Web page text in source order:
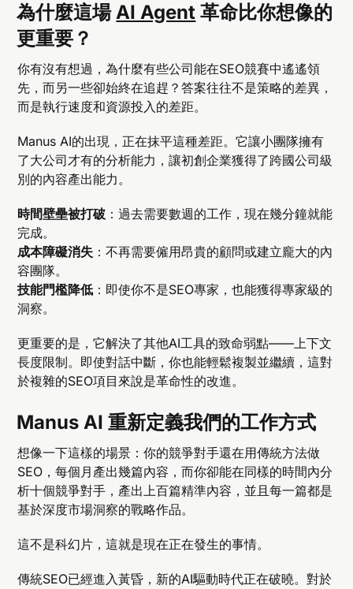
為什麼這場AI Agent 革命比你想像的
更重要？
你有沒有想過，為什麼有些公司能在SEO競賽中遙遙領
先，而另一些卻始終在追趕？答案往往不是策略的差異，
而是執行速度和資源投入的差距。
Manus AI的出現，正在抹平這種差距。它讓小團隊擁有
了大公司才有的分析能力，讓初創企業獲得了跨國公司級
別的內容產出能力。
時間壁壘被打破 ：過去需要數週的工作，現在幾分鐘就能
完成。
成本障礙消失 ：不再需要僱用昂貴的顧問或建立龐大的內
容團隊。
技能門檻降低 ：即使你不是SEO專家，也能獲得專家級的
洞察。
更重要的是，它解決了其他AI工具的致命弱點——上下文
長度限制。即使對話中斷，你也能輕鬆複製並繼續，這對
於複雜的SEO項目來說是革命性的改進。
Manus AI 重新定義我們的工作方式
想像一下這樣的場景：你的競爭對手還在用傳統方法做
SEO，每個月產出幾篇內容，而你卻能在同樣的時間內分
析十個競爭對手，產出上百篇精準內容，並且每一篇都是
基於深度市場洞察的戰略作品。
這不是科幻片，這就是現在正在發生的事情。
傳統SEO已經進入黃昏，新的AI驅動時代正在破曉。對於